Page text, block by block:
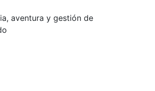
aventura y gestión de